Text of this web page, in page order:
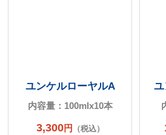
ユンケルローヤルA
内容量：100mlx10本
3,300円 （税込）